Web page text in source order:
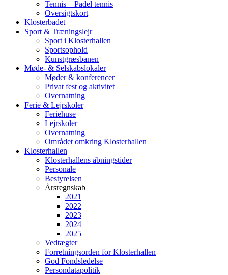
Tennis – Padel tennis
Oversigtskort
Klosterbadet
Sport & Træningslejr
Sport i Klosterhallen
Sportsophold
Kunstgræsbanen
Møde- & Selskabslokaler
Møder & konferencer
Privat fest og aktivitet
Overnatning
Ferie & Lejrskoler
Feriehuse
Lejrskoler
Overnatning
Området omkring Klosterhallen
Klosterhallen
Klosterhallens åbningstider
Personale
Bestyrelsen
Årsregnskab
2021
2022
2023
2024
2025
Vedtægter
Forretningsorden for Klosterhallen
God Fondsledelse
Persondatapolitik